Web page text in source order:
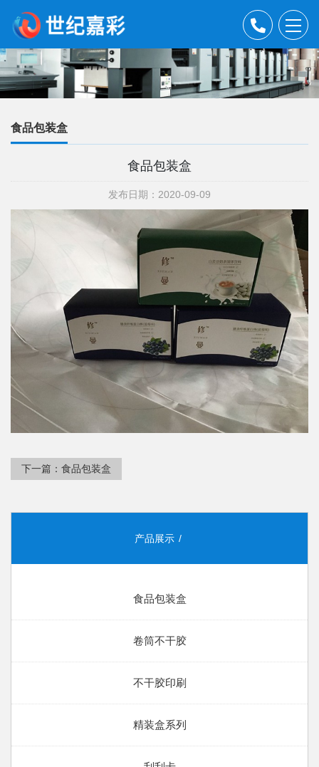
产品展示
食品包装盒
卷筒不干胶
不干胶印刷
精装盒系列
食品包装盒
食品包装盒
发布日期：2020-09-09
下一篇： 食品包装盒